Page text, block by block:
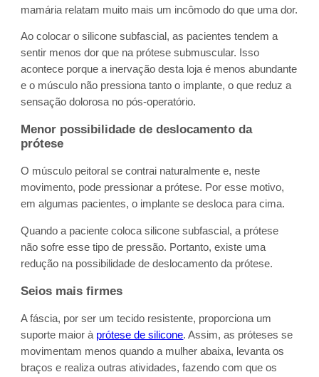
mamária relatam muito mais um incômodo do que uma dor.
Ao colocar o silicone subfascial, as pacientes tendem a
sentir menos dor que na prótese submuscular. Isso
acontece porque a inervação desta loja é menos abundante
e o músculo não pressiona tanto o implante, o que reduz a
sensação dolorosa no pós-operatório.
Menor possibilidade de deslocamento da
prótese
O músculo peitoral se contrai naturalmente e, neste
movimento, pode pressionar a prótese. Por esse motivo,
em algumas pacientes, o implante se desloca para cima.
Quando a paciente coloca silicone subfascial, a prótese
não sofre esse tipo de pressão. Portanto, existe uma
redução na possibilidade de deslocamento da prótese.
Seios mais firmes
A fáscia, por ser um tecido resistente, proporciona um
suporte maior à prótese de silicone. Assim, as próteses se
movimentam menos quando a mulher abaixa, levanta os
braços e realiza outras atividades, fazendo com que os